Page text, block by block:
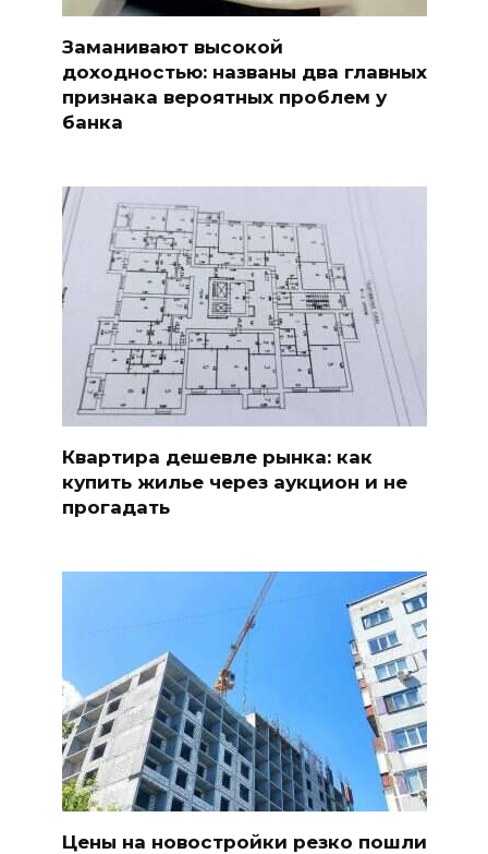
Заманивают высокой
доходностью: названы два главных
признака вероятных проблем у
банка
Квартира дешевле рынка: как
купить жилье через аукцион и не
прогадать
Цены на новостройки резко пошли